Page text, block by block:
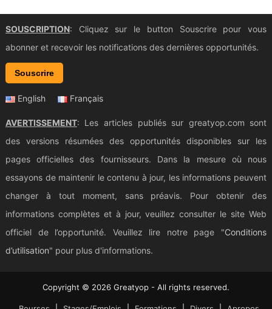
SOUSCRIPTION: Cliquez sur le button Souscrire pour vous
abonner et recevoir les notifications des dernières opportunités.
Souscrire
English Français
AVERTISSEMENT: Les articles publiés sur greatyop.com sont
des versions résumées des opportunités disponibles sur les
pages officielles des fournisseurs. Dans la mesure où nous
essayons de maintenir le contenu à jour, les informations peuvent
changer à tout moment, sans préavis. Pour obtenir des
informations complètes et à jour, veuillez consulter le site Web
officiel de l’opportunité. Veuillez lire notre page "Conditions
d’utilisation" pour plus d'informations.
Copyright © 2026 Greatyop - All rights reserved.